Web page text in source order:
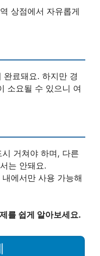
상점에서 자유롭게
완료돼요. 하지만 경
소요될 수 있으니 여
거쳐야 하며, 다른
는 안돼요.
에서만 사용 가능해
를 쉽게 알아보세요.